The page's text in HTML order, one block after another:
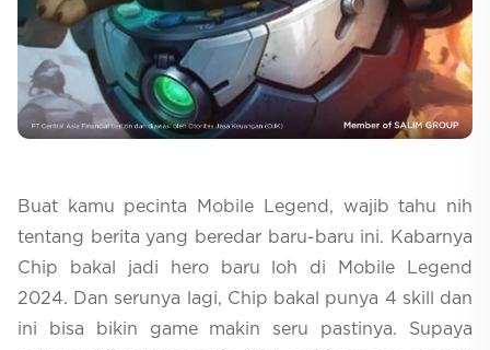
Buat kamu pecinta Mobile Legend, wajib tahu nih
tentang berita yang beredar baru-baru ini. Kabarnya
Chip bakal jadi hero baru loh di Mobile Legend
2024. Dan serunya lagi, Chip bakal punya 4 skill dan
ini bisa bikin game makin seru pastinya. Supaya